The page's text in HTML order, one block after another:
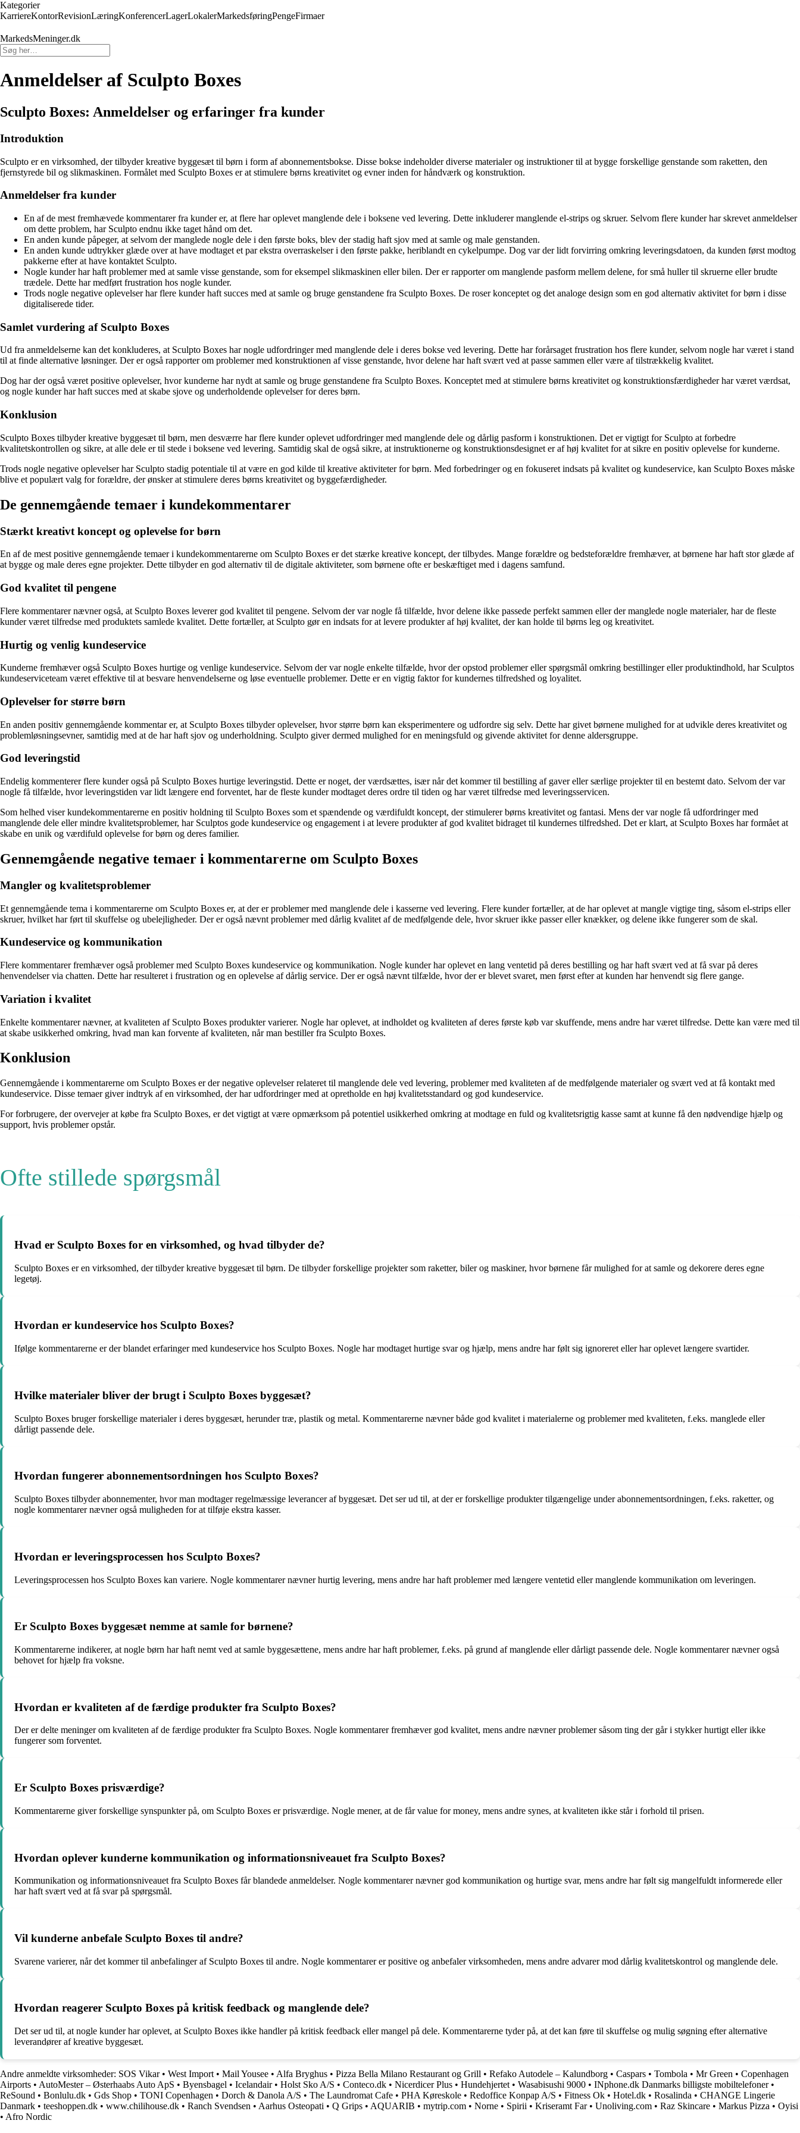
Kategorier
KarriereKontorRevisionLæringKonferencerLagerLokalerMarkedsføringPengeFirmaer
MarkedsMeninger.dk
Anmeldelser af Sculpto Boxes
Sculpto Boxes: Anmeldelser og erfaringer fra kunder
Introduktion
Sculpto er en virksomhed, der tilbyder kreative byggesæt til børn i form af abonnementsbokse. Disse bokse indeholder diverse materialer og instruktioner til at bygge forskellige genstande som raketten, den
fjernstyrede bil og slikmaskinen. Formålet med Sculpto Boxes er at stimulere børns kreativitet og evner inden for håndværk og konstruktion.
Anmeldelser fra kunder
En af de mest fremhævede kommentarer fra kunder er, at flere har oplevet manglende dele i boksene ved levering. Dette inkluderer manglende el-strips og skruer. Selvom flere kunder har skrevet anmeldelser
om dette problem, har Sculpto endnu ikke taget hånd om det.
En anden kunde påpeger, at selvom der manglede nogle dele i den første boks, blev der stadig haft sjov med at samle og male genstanden.
En anden kunde udtrykker glæde over at have modtaget et par ekstra overraskelser i den første pakke, heriblandt en cykelpumpe. Dog var der lidt forvirring omkring leveringsdatoen, da kunden først modtog
pakkerne efter at have kontaktet Sculpto.
Nogle kunder har haft problemer med at samle visse genstande, som for eksempel slikmaskinen eller bilen. Der er rapporter om manglende pasform mellem delene, for små huller til skruerne eller brudte
trædele. Dette har medført frustration hos nogle kunder.
Trods nogle negative oplevelser har flere kunder haft succes med at samle og bruge genstandene fra Sculpto Boxes. De roser konceptet og det analoge design som en god alternativ aktivitet for børn i disse
digitaliserede tider.
Samlet vurdering af Sculpto Boxes
Ud fra anmeldelserne kan det konkluderes, at Sculpto Boxes har nogle udfordringer med manglende dele i deres bokse ved levering. Dette har forårsaget frustration hos flere kunder, selvom nogle har været i stand
til at finde alternative løsninger. Der er også rapporter om problemer med konstruktionen af visse genstande, hvor delene har haft svært ved at passe sammen eller være af tilstrækkelig kvalitet.
Dog har der også været positive oplevelser, hvor kunderne har nydt at samle og bruge genstandene fra Sculpto Boxes. Konceptet med at stimulere børns kreativitet og konstruktionsfærdigheder har været værdsat,
og nogle kunder har haft succes med at skabe sjove og underholdende oplevelser for deres børn.
Konklusion
Sculpto Boxes tilbyder kreative byggesæt til børn, men desværre har flere kunder oplevet udfordringer med manglende dele og dårlig pasform i konstruktionen. Det er vigtigt for Sculpto at forbedre
kvalitetskontrollen og sikre, at alle dele er til stede i boksene ved levering. Samtidig skal de også sikre, at instruktionerne og konstruktionsdesignet er af høj kvalitet for at sikre en positiv oplevelse for kunderne.
Trods nogle negative oplevelser har Sculpto stadig potentiale til at være en god kilde til kreative aktiviteter for børn. Med forbedringer og en fokuseret indsats på kvalitet og kundeservice, kan Sculpto Boxes måske
blive et populært valg for forældre, der ønsker at stimulere deres børns kreativitet og byggefærdigheder.
De gennemgående temaer i kundekommentarer
Stærkt kreativt koncept og oplevelse for børn
En af de mest positive gennemgående temaer i kundekommentarerne om Sculpto Boxes er det stærke kreative koncept, der tilbydes. Mange forældre og bedsteforældre fremhæver, at børnene har haft stor glæde af
at bygge og male deres egne projekter. Dette tilbyder en god alternativ til de digitale aktiviteter, som børnene ofte er beskæftiget med i dagens samfund.
God kvalitet til pengene
Flere kommentarer nævner også, at Sculpto Boxes leverer god kvalitet til pengene. Selvom der var nogle få tilfælde, hvor delene ikke passede perfekt sammen eller der manglede nogle materialer, har de fleste
kunder været tilfredse med produktets samlede kvalitet. Dette fortæller, at Sculpto gør en indsats for at levere produkter af høj kvalitet, der kan holde til børns leg og kreativitet.
Hurtig og venlig kundeservice
Kunderne fremhæver også Sculpto Boxes hurtige og venlige kundeservice. Selvom der var nogle enkelte tilfælde, hvor der opstod problemer eller spørgsmål omkring bestillinger eller produktindhold, har Sculptos
kundeserviceteam været effektive til at besvare henvendelserne og løse eventuelle problemer. Dette er en vigtig faktor for kundernes tilfredshed og loyalitet.
Oplevelser for større børn
En anden positiv gennemgående kommentar er, at Sculpto Boxes tilbyder oplevelser, hvor større børn kan eksperimentere og udfordre sig selv. Dette har givet børnene mulighed for at udvikle deres kreativitet og
problemløsningsevner, samtidig med at de har haft sjov og underholdning. Sculpto giver dermed mulighed for en meningsfuld og givende aktivitet for denne aldersgruppe.
God leveringstid
Endelig kommenterer flere kunder også på Sculpto Boxes hurtige leveringstid. Dette er noget, der værdsættes, især når det kommer til bestilling af gaver eller særlige projekter til en bestemt dato. Selvom der var
nogle få tilfælde, hvor leveringstiden var lidt længere end forventet, har de fleste kunder modtaget deres ordre til tiden og har været tilfredse med leveringsservicen.
Som helhed viser kundekommentarerne en positiv holdning til Sculpto Boxes som et spændende og værdifuldt koncept, der stimulerer børns kreativitet og fantasi. Mens der var nogle få udfordringer med
manglende dele eller mindre kvalitetsproblemer, har Sculptos gode kundeservice og engagement i at levere produkter af god kvalitet bidraget til kundernes tilfredshed. Det er klart, at Sculpto Boxes har formået at
skabe en unik og værdifuld oplevelse for børn og deres familier.
Gennemgående negative temaer i kommentarerne om Sculpto Boxes
Mangler og kvalitetsproblemer
Et gennemgående tema i kommentarerne om Sculpto Boxes er, at der er problemer med manglende dele i kasserne ved levering. Flere kunder fortæller, at de har oplevet at mangle vigtige ting, såsom el-strips eller
skruer, hvilket har ført til skuffelse og ubelejligheder. Der er også nævnt problemer med dårlig kvalitet af de medfølgende dele, hvor skruer ikke passer eller knækker, og delene ikke fungerer som de skal.
Kundeservice og kommunikation
Flere kommentarer fremhæver også problemer med Sculpto Boxes kundeservice og kommunikation. Nogle kunder har oplevet en lang ventetid på deres bestilling og har haft svært ved at få svar på deres
henvendelser via chatten. Dette har resulteret i frustration og en oplevelse af dårlig service. Der er også nævnt tilfælde, hvor der er blevet svaret, men først efter at kunden har henvendt sig flere gange.
Variation i kvalitet
Enkelte kommentarer nævner, at kvaliteten af Sculpto Boxes produkter varierer. Nogle har oplevet, at indholdet og kvaliteten af deres første køb var skuffende, mens andre har været tilfredse. Dette kan være med til
at skabe usikkerhed omkring, hvad man kan forvente af kvaliteten, når man bestiller fra Sculpto Boxes.
Konklusion
Gennemgående i kommentarerne om Sculpto Boxes er der negative oplevelser relateret til manglende dele ved levering, problemer med kvaliteten af de medfølgende materialer og svært ved at få kontakt med
kundeservice. Disse temaer giver indtryk af en virksomhed, der har udfordringer med at opretholde en høj kvalitetsstandard og god kundeservice.
For forbrugere, der overvejer at købe fra Sculpto Boxes, er det vigtigt at være opmærksom på potentiel usikkerhed omkring at modtage en fuld og kvalitetsrigtig kasse samt at kunne få den nødvendige hjælp og
support, hvis problemer opstår.
Ofte stillede spørgsmål
Hvad er Sculpto Boxes for en virksomhed, og hvad tilbyder de?
Sculpto Boxes er en virksomhed, der tilbyder kreative byggesæt til børn. De tilbyder forskellige projekter som raketter, biler og maskiner, hvor børnene får mulighed for at samle og dekorere deres egne
legetøj.
Hvordan er kundeservice hos Sculpto Boxes?
Ifølge kommentarerne er der blandet erfaringer med kundeservice hos Sculpto Boxes. Nogle har modtaget hurtige svar og hjælp, mens andre har følt sig ignoreret eller har oplevet længere svartider.
Hvilke materialer bliver der brugt i Sculpto Boxes byggesæt?
Sculpto Boxes bruger forskellige materialer i deres byggesæt, herunder træ, plastik og metal. Kommentarerne nævner både god kvalitet i materialerne og problemer med kvaliteten, f.eks. manglede eller
dårligt passende dele.
Hvordan fungerer abonnementsordningen hos Sculpto Boxes?
Sculpto Boxes tilbyder abonnementer, hvor man modtager regelmæssige leverancer af byggesæt. Det ser ud til, at der er forskellige produkter tilgængelige under abonnementsordningen, f.eks. raketter, og
nogle kommentarer nævner også muligheden for at tilføje ekstra kasser.
Hvordan er leveringsprocessen hos Sculpto Boxes?
Leveringsprocessen hos Sculpto Boxes kan variere. Nogle kommentarer nævner hurtig levering, mens andre har haft problemer med længere ventetid eller manglende kommunikation om leveringen.
Er Sculpto Boxes byggesæt nemme at samle for børnene?
Kommentarerne indikerer, at nogle børn har haft nemt ved at samle byggesættene, mens andre har haft problemer, f.eks. på grund af manglende eller dårligt passende dele. Nogle kommentarer nævner også
behovet for hjælp fra voksne.
Hvordan er kvaliteten af de færdige produkter fra Sculpto Boxes?
Der er delte meninger om kvaliteten af de færdige produkter fra Sculpto Boxes. Nogle kommentarer fremhæver god kvalitet, mens andre nævner problemer såsom ting der går i stykker hurtigt eller ikke
fungerer som forventet.
Er Sculpto Boxes prisværdige?
Kommentarerne giver forskellige synspunkter på, om Sculpto Boxes er prisværdige. Nogle mener, at de får value for money, mens andre synes, at kvaliteten ikke står i forhold til prisen.
Hvordan oplever kunderne kommunikation og informationsniveauet fra Sculpto Boxes?
Kommunikation og informationsniveauet fra Sculpto Boxes får blandede anmeldelser. Nogle kommentarer nævner god kommunikation og hurtige svar, mens andre har følt sig mangelfuldt informerede eller
har haft svært ved at få svar på spørgsmål.
Vil kunderne anbefale Sculpto Boxes til andre?
Svarene varierer, når det kommer til anbefalinger af Sculpto Boxes til andre. Nogle kommentarer er positive og anbefaler virksomheden, mens andre advarer mod dårlig kvalitetskontrol og manglende dele.
Hvordan reagerer Sculpto Boxes på kritisk feedback og manglende dele?
Det ser ud til, at nogle kunder har oplevet, at Sculpto Boxes ikke handler på kritisk feedback eller mangel på dele. Kommentarerne tyder på, at det kan føre til skuffelse og mulig søgning efter alternative
leverandører af kreative byggesæt.
Andre anmeldte virksomheder: SOS Vikar• West Import • Mail Yousee • Alfa Bryghus • Pizza Bella Milano Restaurant og Grill • Refako Autodele – Kalundborg • Caspars • Tombola • Mr Green • Copenhagen
Airports • AutoMester – Østerhaabs Auto ApS • Byensbagel • Icelandair• Holst Sko A/S • Conteco.dk • Nicerdicer Plus • Hundehjertet • Wasabisushi 9000 • INphone.dk Danmarks billigste mobiltelefoner•
ReSound • Bonlulu.dk • Gds Shop • TONI Copenhagen • Dorch & Danola A/S • The Laundromat Cafe • PHA Køreskole • Redoffice Konpap A/S • Fitness Ok • Hotel.dk • Rosalinda • CHANGE Lingerie
Danmark • teeshoppen.dk • www.chilihouse.dk • Ranch Svendsen • Aarhus Osteopati • Q Grips • AQUARIB • mytrip.com • Norne • Spirii • Kriseramt Far• Unoliving.com • Raz Skincare • Markus Pizza • Oyisi
• Afro Nordic